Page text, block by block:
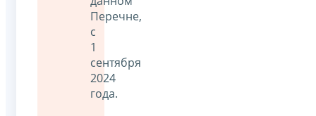
Перечне,
с
1
сентября
2024
года.